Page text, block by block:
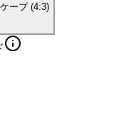
ープ (4:3)